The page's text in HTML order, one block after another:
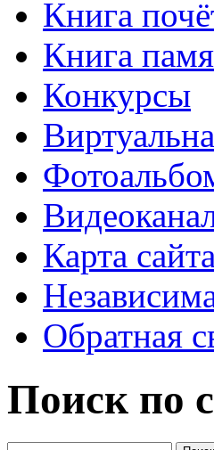
Книга
Книга
Конкурсы
Карта сайта
Обратная
Поиск по